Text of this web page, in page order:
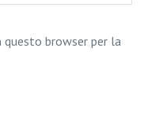
questo browser per la